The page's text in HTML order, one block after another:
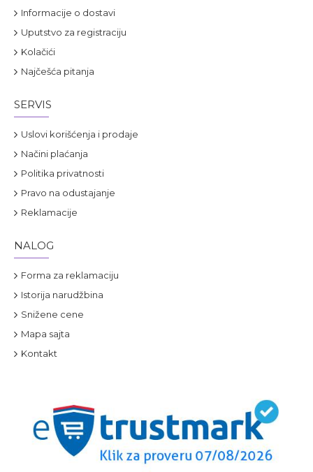
Informacije o dostavi
Uputstvo za registraciju
Kolačići
Najčešća pitanja
SERVIS
Uslovi korišćenja i prodaje
Načini plaćanja
Politika privatnosti
Pravo na odustajanje
Reklamacije
NALOG
Forma za reklamaciju
Istorija narudžbina
Snižene cene
Mapa sajta
Kontakt